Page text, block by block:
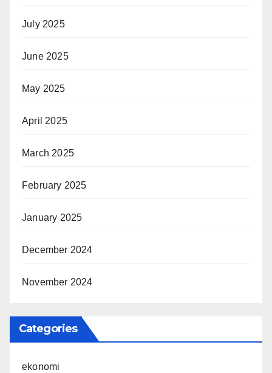
July 2025
June 2025
May 2025
April 2025
March 2025
February 2025
January 2025
December 2024
November 2024
Categories
ekonomi